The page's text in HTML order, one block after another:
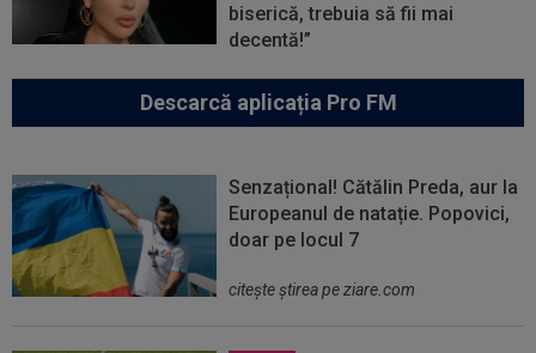
biserică, trebuia să fii mai
decentă!”
Descarcă aplicația Pro FM
Senzațional! Cătălin Preda, aur la
Europeanul de natație. Popovici,
doar pe locul 7
citeşte ştirea pe ziare.com